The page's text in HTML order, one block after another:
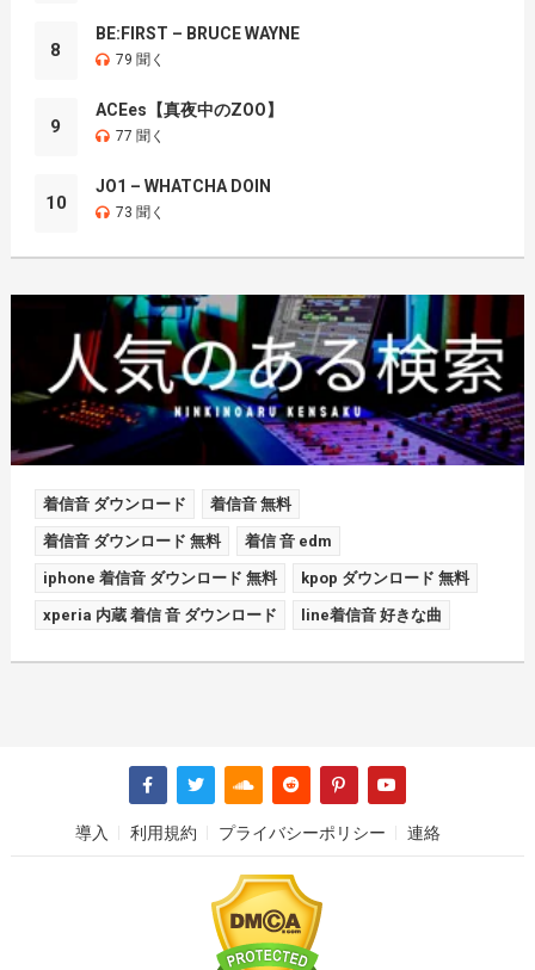
8
BE:FIRST – BRUCE WAYNE
79 聞く
9
ACEes【真夜中のZOO】
77 聞く
10
JO1 – WHATCHA DOIN
73 聞く
着信音 ダウンロード 着信音 無料
着信音 ダウンロード 無料 着信 音 edm
iphone 着信音 ダウンロード 無料 kpop ダウンロード 無料
xperia 内蔵 着信 音 ダウンロード line着信音 好きな曲
導入 利用規約 プライバシーポリシー 連絡